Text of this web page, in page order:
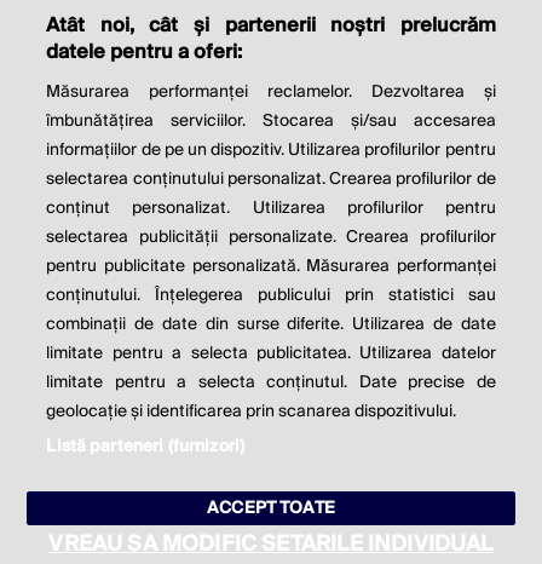
THE SOCIAL RESPONSIBILITY OF
BUSINESS IS TO INCREASE ITS
PROFITS.
Milton Friedman
© 2026 Profit.ro. Toate drepturile rezervate.
Dezvoltat de1616.ro
Contact Publicitate Despre noi
Politica de cookie Politica de
confidențialitate
este parte a
Atât noi, cât și partenerii noștri prelucrăm
datele pentru a oferi:
Măsurarea performanței reclamelor. Dezvoltarea și
îmbunătățirea serviciilor. Stocarea și/sau accesarea
informațiilor de pe un dispozitiv. Utilizarea profilurilor pentru
selectarea conținutului personalizat. Crearea profilurilor de
conținut personalizat. Utilizarea profilurilor pentru
selectarea publicității personalizate. Crearea profilurilor
pentru publicitate personalizată. Măsurarea performanței
conținutului. Înțelegerea publicului prin statistici sau
combinații de date din surse diferite. Utilizarea de date
limitate pentru a selecta publicitatea. Utilizarea datelor
limitate pentru a selecta conținutul. Date precise de
geolocație și identificarea prin scanarea dispozitivului.
Listă parteneri (furnizori)
ACCEPT TOATE
VREAU SA MODIFIC SETARILE INDIVIDUAL